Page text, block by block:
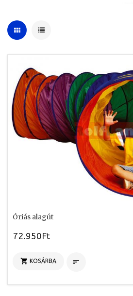
Óriás alagút
72.950Ft
 KOSÁRBA 